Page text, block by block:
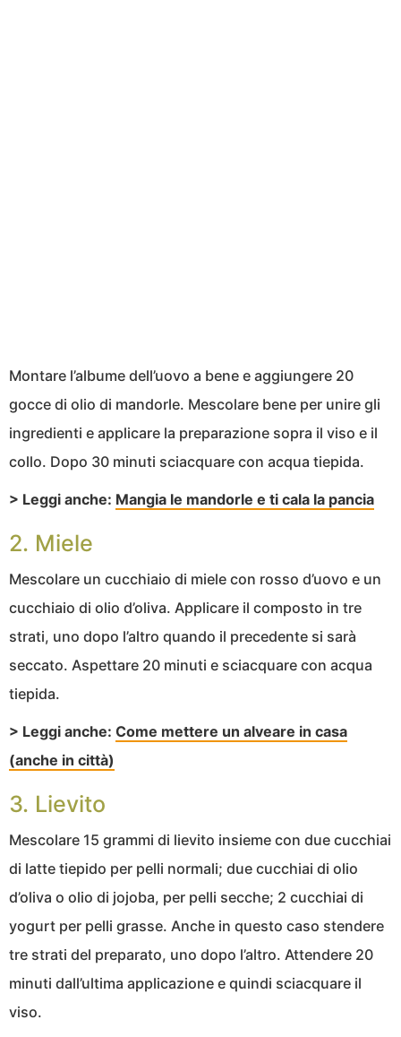
Montare l’albume dell’uovo a bene e aggiungere 20
gocce di olio di mandorle. Mescolare bene per unire gli
ingredienti e applicare la preparazione sopra il viso e il
collo. Dopo 30 minuti sciacquare con acqua tiepida.
> Leggi anche: Mangia le mandorle e ti cala la pancia
2. Miele
Mescolare un cucchiaio di miele con rosso d’uovo e un
cucchiaio di olio d’oliva. Applicare il composto in tre
strati, uno dopo l’altro quando il precedente si sarà
seccato. Aspettare 20 minuti e sciacquare con acqua
tiepida.
> Leggi anche: Come mettere un alveare in casa
(anche in città)
3. Lievito
Mescolare 15 grammi di lievito insieme con due cucchiai
di latte tiepido per pelli normali; due cucchiai di olio
d’oliva o olio di jojoba, per pelli secche; 2 cucchiai di
yogurt per pelli grasse. Anche in questo caso stendere
tre strati del preparato, uno dopo l’altro. Attendere 20
minuti dall’ultima applicazione e quindi sciacquare il
viso.